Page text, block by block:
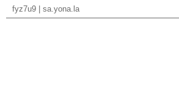
fyz7u9 sa.yona.la